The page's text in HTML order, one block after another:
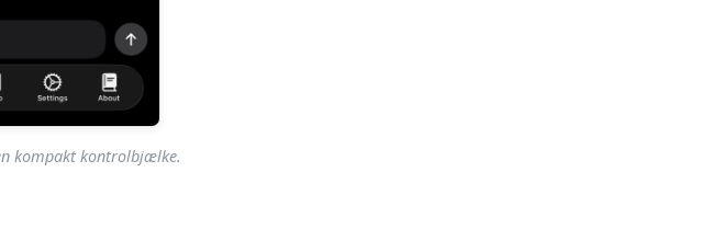
kompakt kontrolbjælke.